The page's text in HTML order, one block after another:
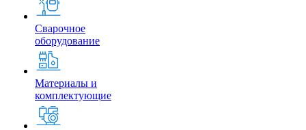
Сварочное
оборудование
Материалы и
комплектующие